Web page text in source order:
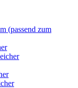
(passend zum